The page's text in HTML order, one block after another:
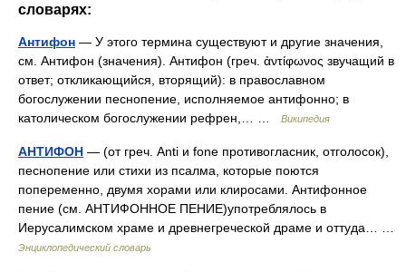
словарях:
Антифон — У этого термина существуют и другие значения,
см. Антифон (значения). Антифон (греч. ἀντίφωνος звучащий в
ответ; откликающийся, вторящий): в православном
богослужении песнопение, исполняемое антифонно; в
католическом богослужении рефрен,… …
Википедия
АНТИФОН — (от греч. Anti и fone противогласник, отголосок),
песнопение или стихи из псалма, которые поются
попеременно, двумя хорами или клиросами. Антифонное
пение (см. АНТИФОННОЕ ПЕНИЕ)употреблялось в
Иерусалимском храме и древнегреческой драме и оттуда… …
Энциклопедический словарь